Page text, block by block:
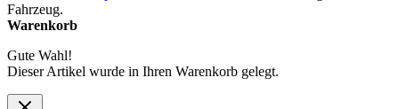
Fahrzeug.
Warenkorb
Gute Wahl!
Dieser Artikel wurde in Ihren Warenkorb gelegt.